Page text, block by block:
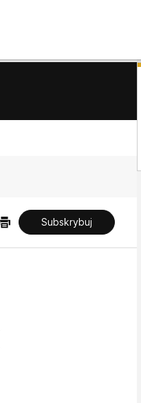
Subskrybuj